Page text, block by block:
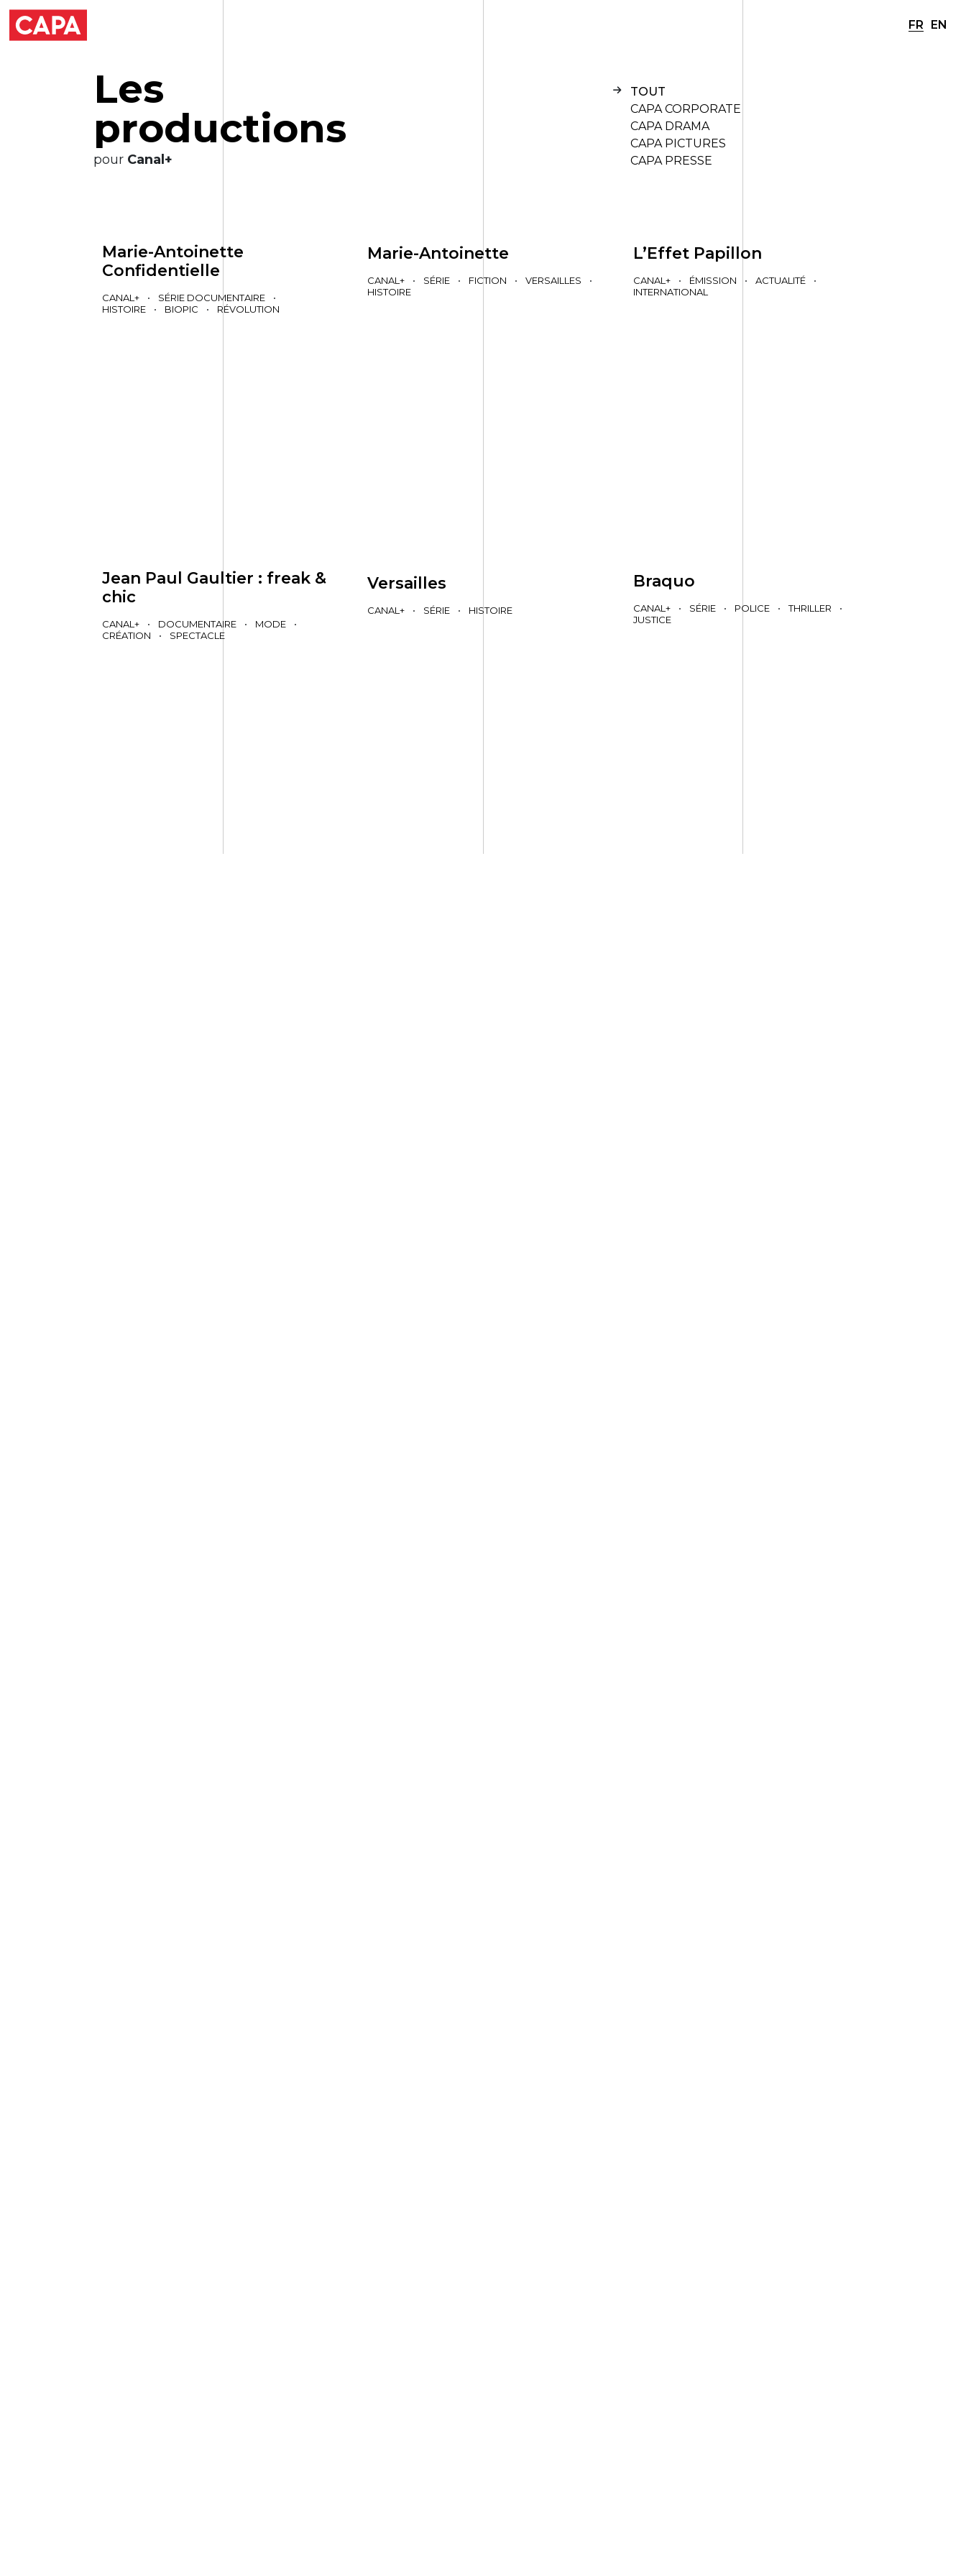
FR EN
Les
productions
pour Canal+
TOUT
CAPA CORPORATE
CAPA DRAMA
CAPA PICTURES
CAPA PRESSE
Marie-Antoinette
Confidentielle
CANAL+ • SÉRIE DOCUMENTAIRE
•
HISTOIRE
• BIOPIC • RÉVOLUTION
Marie-Antoinette
CANAL+ • SÉRIE • FICTION • VERSAILLES
•
HISTOIRE
L’Effet Papillon
CANAL+ • ÉMISSION • ACTUALITÉ
•
INTERNATIONAL
Jean Paul Gaultier : freak &
chic
CANAL+ • DOCUMENTAIRE • MODE
•
CRÉATION
• SPECTACLE
Versailles
CANAL+ • SÉRIE • HISTOIRE
Braquo
CANAL+ • SÉRIE • POLICE • THRILLER
•
JUSTICE